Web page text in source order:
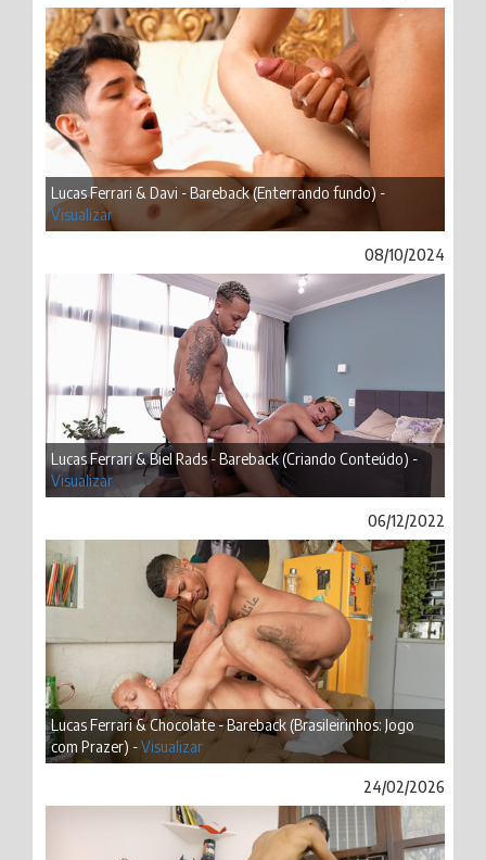
Lucas Ferrari & Davi - Bareback (Enterrando fundo) -
Visualizar
08/10/2024
Lucas Ferrari & Biel Rads - Bareback (Criando Conteúdo) -
Visualizar
06/12/2022
Lucas Ferrari & Chocolate - Bareback (Brasileirinhos: Jogo
com Prazer) -Visualizar
24/02/2026